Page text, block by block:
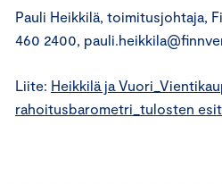
Pauli Heikkilä, toimitusjohtaja,
460 2400,
Liite: Heikkilä ja
rahoitusbarometri_tulosten